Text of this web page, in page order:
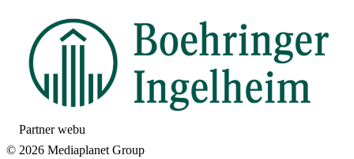
Partner webu
© 2026 Mediaplanet Group